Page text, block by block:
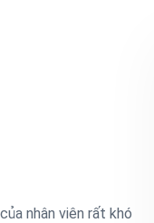
nhân viên rất khó